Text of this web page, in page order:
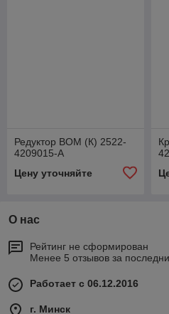
Редуктор ВОМ (К) 2522-
4209015-А
Цену уточняйте
О нас
Рейтинг не сформирован
Менее 5 отзывов за
Работает с 06.12.2016
г. Минск